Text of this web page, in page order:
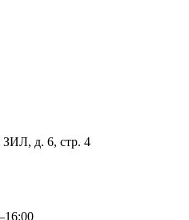
ЗИЛ, д. 6, стр. 4